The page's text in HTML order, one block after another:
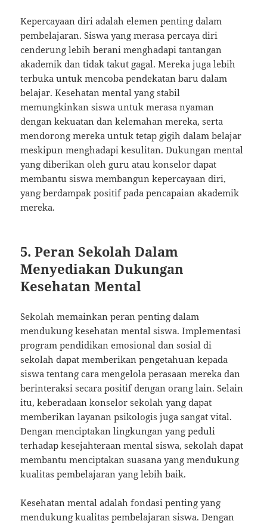
Kepercayaan diri adalah elemen penting dalam
pembelajaran. Siswa yang merasa percaya diri
cenderung lebih berani menghadapi tantangan
akademik dan tidak takut gagal. Mereka juga lebih
terbuka untuk mencoba pendekatan baru dalam
belajar. Kesehatan mental yang stabil
memungkinkan siswa untuk merasa nyaman
dengan kekuatan dan kelemahan mereka, serta
mendorong mereka untuk tetap gigih dalam belajar
meskipun menghadapi kesulitan. Dukungan mental
yang diberikan oleh guru atau konselor dapat
membantu siswa membangun kepercayaan diri,
yang berdampak positif pada pencapaian akademik
mereka.
5. Peran Sekolah Dalam
Menyediakan Dukungan
Kesehatan Mental
Sekolah memainkan peran penting dalam
mendukung kesehatan mental siswa. Implementasi
program pendidikan emosional dan sosial di
sekolah dapat memberikan pengetahuan kepada
siswa tentang cara mengelola perasaan mereka dan
berinteraksi secara positif dengan orang lain. Selain
itu, keberadaan konselor sekolah yang dapat
memberikan layanan psikologis juga sangat vital.
Dengan menciptakan lingkungan yang peduli
terhadap kesejahteraan mental siswa, sekolah dapat
membantu menciptakan suasana yang mendukung
kualitas pembelajaran yang lebih baik.
Kesehatan mental adalah fondasi penting yang
mendukung kualitas pembelajaran siswa. Dengan